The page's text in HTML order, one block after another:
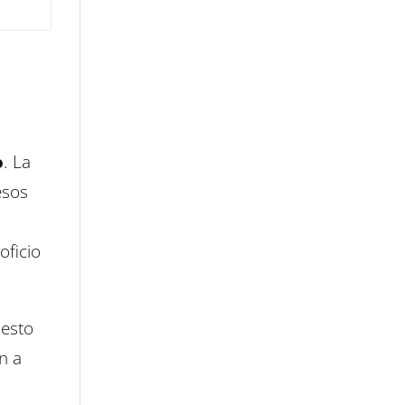
. La
a